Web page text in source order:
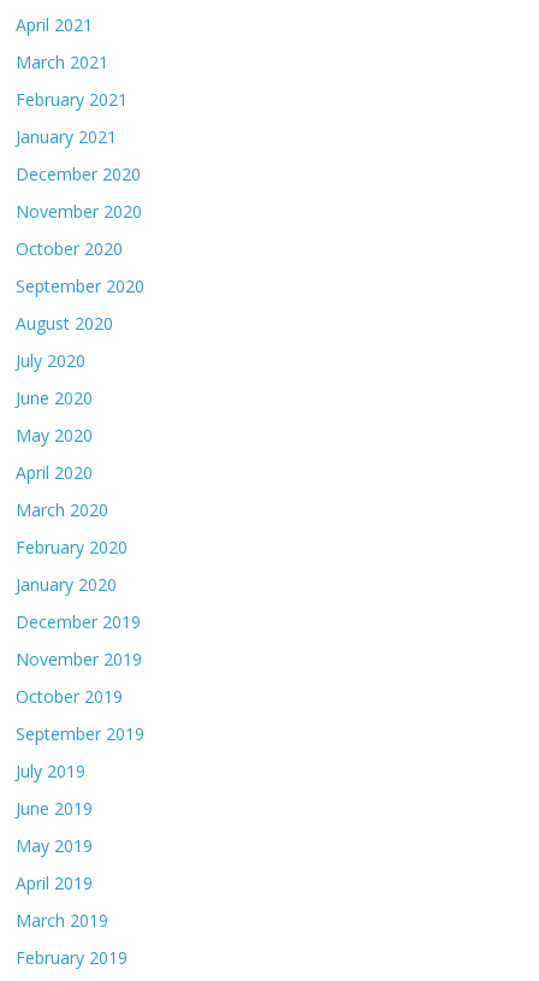
April 2021
March 2021
February 2021
January 2021
December 2020
November 2020
October 2020
September 2020
August 2020
July 2020
June 2020
May 2020
April 2020
March 2020
February 2020
January 2020
December 2019
November 2019
October 2019
September 2019
July 2019
June 2019
May 2019
April 2019
March 2019
February 2019